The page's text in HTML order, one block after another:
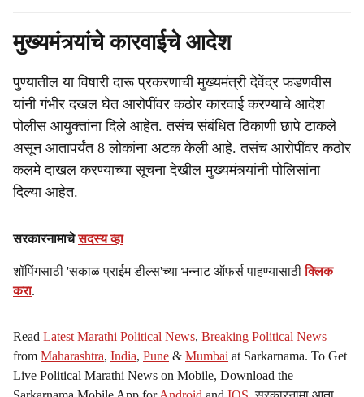
मुख्यमंत्र्यांचे कारवाईचे आदेश
पुण्यातील या विषारी दारू प्रकरणाची मुख्यमंत्री देवेंद्र फडणवीस
यांनी गंभीर दखल घेत आरोपींवर कठोर कारवाई करण्याचे आदेश
पोलीस आयुक्तांना दिले आहेत. तसंच संबंधित ठिकाणी छापे टाकले
असून आतापर्यंत 8 लोकांना अटक केली आहे. तसंच आरोपींवर कठोर
कलमे दाखल करण्याच्या सूचना देखील मुख्यमंत्र्यांनी पोलिसांना
दिल्या आहेत.
सरकारनामाचेसदस्य व्हा
शॉपिंगसाठी 'सकाळ प्राईम डील्स'च्या भन्नाट ऑफर्स पाहण्यासाठीक्लिक
करा.
Read Latest Marathi Political News, Breaking Political News
from Maharashtra, India, Pune & Mumbai at Sarkarnama. To Get
Live Political Marathi News on Mobile, Download the